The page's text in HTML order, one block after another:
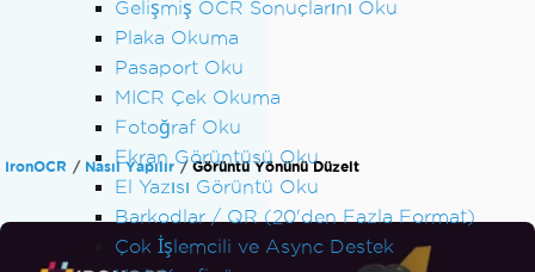
Gelişmiş OCR Sonuçlarını Oku
Plaka Okuma
Pasaport Oku
MICR Çek Okuma
Fotoğraf Oku
Ekran Görüntüsü Oku
El Yazısı Görüntü Oku
Barkodlar / QR (20'den Fazla Format)
Çok İşlemcili ve Async Destek
IronOCR Nasıl Yapılır Görüntü Yönünü Düzelt